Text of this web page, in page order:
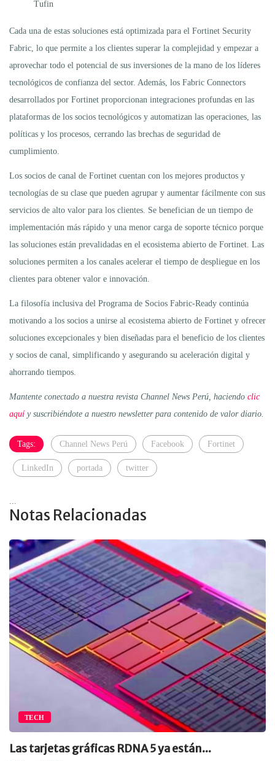
Tufin
Cada una de estas soluciones está optimizada para el Fortinet Security
Fabric, lo que permite a los clientes superar la complejidad y empezar a
aprovechar todo el potencial de sus inversiones de la mano de los líderes
tecnológicos de confianza del sector. Además, los Fabric Connectors
desarrollados por Fortinet proporcionan integraciones profundas en las
plataformas de los socios tecnológicos y automatizan las operaciones, las
políticas y los procesos, cerrando las brechas de seguridad de
cumplimiento.
Los socios de canal de Fortinet cuentan con los mejores productos y
tecnologías de su clase que pueden agrupar y aumentar fácilmente con sus
servicios de alto valor para los clientes. Se benefician de un tiempo de
implementación más rápido y una menor carga de soporte técnico porque
las soluciones están prevalidadas en el ecosistema abierto de Fortinet. Las
soluciones permiten a los canales acelerar el tiempo de despliegue en los
clientes para obtener valor e innovación.
La filosofía inclusiva del Programa de Socios Fabric-Ready continúa
motivando a los socios a unirse al ecosistema abierto de Fortinet y ofrecer
soluciones excepcionales y bien diseñadas para el beneficio de los clientes
y socios de canal, simplificando y asegurando su aceleración digital y
ahorrando tiempos.
Mantente conectado a nuestra revista Channel News Perú, haciendo clic
aquíy suscribiéndote a nuestro newsletter para contenido de valor diario.
Tags: Channel News Perú Facebook Fortinet
LinkedIn portada twitter
Notas Relacionadas
TECH
Las tarjetas gráficas RDNA 5 ya están...